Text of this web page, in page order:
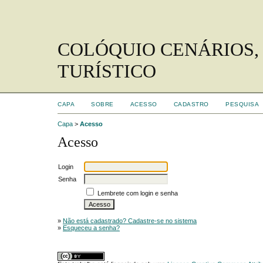
COLÓQUIO
TURÍSTICO
CAPA SOBRE ACESSO CADASTRO PESQUISA
Capa > Acesso
Acesso
Login
Senha
Lembrete com login e senha
» Não está cadastrado? Cadastre-se no sistema
» Esqueceu a senha?